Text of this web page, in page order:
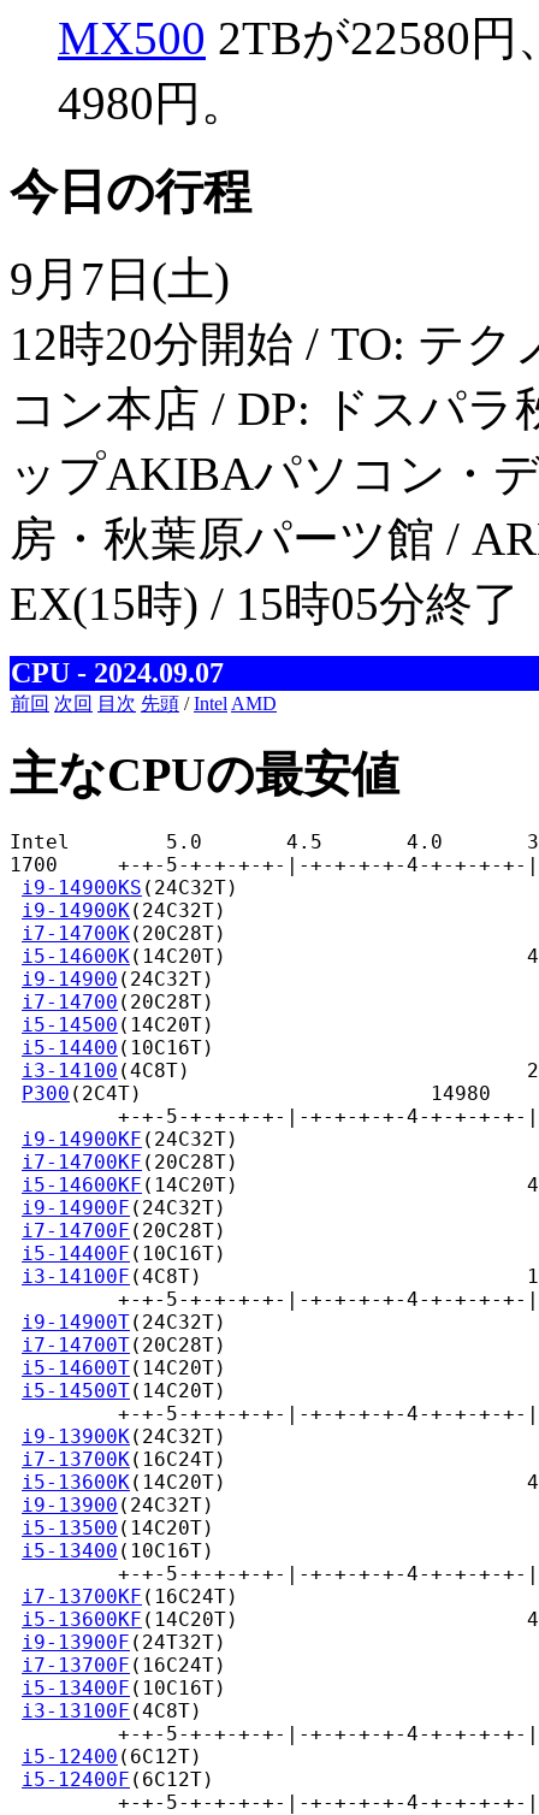
MX500 2TBが22580円
4980円。
今日の行程
9月7日(土)
12時20分開始 / TO: テ
コン本店 / DP: ドスパラ
ップAKIBAパソコン・
房・秋葉原パーツ館 /
EX(15時) / 15時05分終
CPU - 2024.09.07
前回 次回 目次 先頭 /Intel AMD
主なCPUの最安値
Intel        5.0       4.5       4.0
1700     +-+-5-+-+-+-+-|-+-+-+-+-4-+-+-+-+-|-
i9-14900KS (24C32T)
i9-14900K(24C32T)
i7-14700K(20C28T)
i5-14600K(14C20T)
i9-14900 (24C32T)
i7-14700 (20C28T)
i5-14500 (14C20T)
i5-14400 (10C16T)
i3-14100 (4C8T)
P300 (2C4T)                        14980
+-+-5-+-+-+-+-|-+-+-+-+-4-+-+-+-
i9-14900KF (24C32T)
i7-14700KF (20C28T)
i5-14600KF (14C20T)
i9-14900F (24C32T)
i7-14700F (20C28T)
i5-14400F (10C16T)
i3-14100F (4C8T)
+-+-5-+-+-+-+-|-+-+-+-+-4-+-+-+-
i9-14900T(24C32T)
i7-14700T(20C28T)
i5-14600T(14C20T)
i5-14500T(14C20T)
+-+-5-+-+-+-+-|-+-+-+-+-4-+-+-+-
i9-13900K
i7-13700K(16C24T)
i5-13600K(14C20T)
i9-13900 (24C32T)
i5-13500 (14C20T)
i5-13400 (10C16T)
+-+-5-+-+-+-+-|-+-+-+-+-4-+-+-+-
i7-13700KF (16C24T)
i5-13600KF (14C20T)
i9-13900F (24T32T)
i7-13700F (16C24T)
i5-13400F (10C16T)
i3-13100F (4C8T)
+-+-5-+-+-+-+-|-+-+-+-+-4-+-+-+-
i5-12400 (6C12T)
i5-12400F (6C12T)
+-+-5-+-+-+-+-|-+-+-+-+-4-+-+-+-